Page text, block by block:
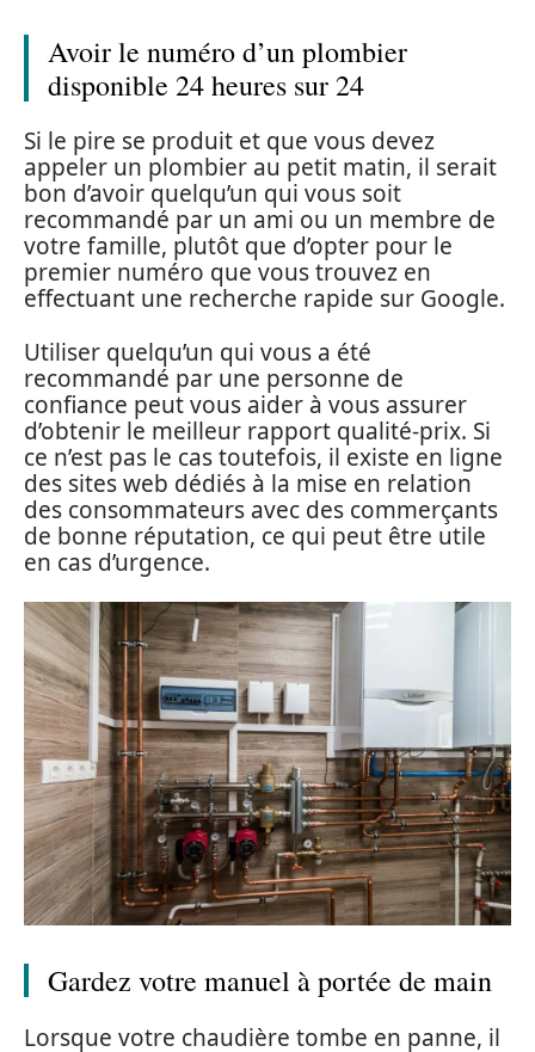
Avoir le numéro d’un plombier
disponible 24 heures sur 24
Si le pire se produit et que vous devez
appeler un plombier au petit matin, il serait
bon d’avoir quelqu’un qui vous soit
recommandé par un ami ou un membre de
votre famille, plutôt que d’opter pour le
premier numéro que vous trouvez en
effectuant une recherche rapide sur Google.
Utiliser quelqu’un qui vous a été
recommandé par une personne de
confiance peut vous aider à vous assurer
d’obtenir le meilleur rapport qualité-prix. Si
ce n’est pas le cas toutefois, il existe en ligne
des sites web dédiés à la mise en relation
des consommateurs avec des commerçants
de bonne réputation, ce qui peut être utile
en cas d’urgence.
Gardez votre manuel à portée de main
Lorsque votre chaudière tombe en panne, il